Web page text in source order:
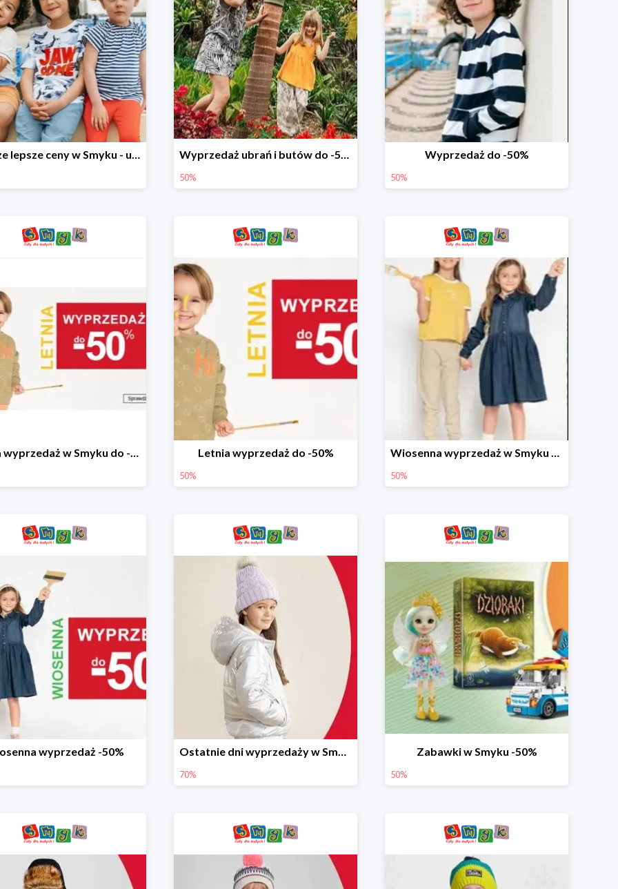
Jeszcze lepsze ceny w Smyku - ubrania i buty do -70% Wyprzedaż ubrań i butów do -50%
50%
Wyprzedaż do -50%
50%
Letnia wyprzedaż w Smyku do -50% Letnia wyprzedaż do -50%
50%
Wiosenna wyprzedaż w Smyku do -50%
50%
wyprzedaż -50% Ostatnie dni wyprzedaży w Smyku do -70%
70%
Zabawki w Smyku -50%
50%